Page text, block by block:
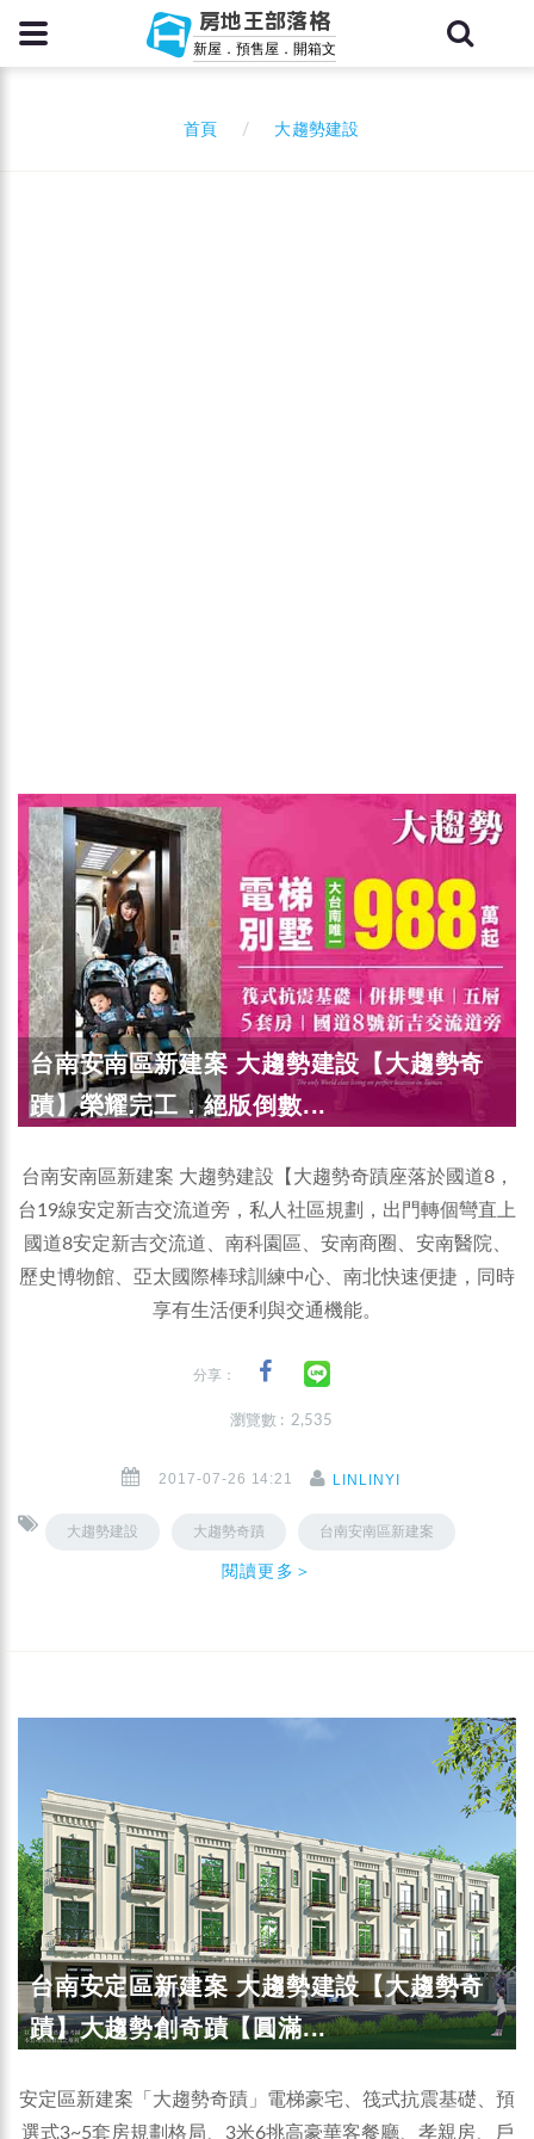
房地王部落格
新屋．預售屋．開箱文
首頁 大趨勢建設
台南安南區新建案 大趨勢建設【大趨勢奇
蹟】榮耀完工．絕版倒數...
台南安南區新建案 大趨勢建設【大趨勢奇蹟座落於國道8，
台19線安定新吉交流道旁，私人社區規劃，出門轉個彎直上
國道8安定新吉交流道、南科園區、安南商圈、安南醫院、
歷史博物館、亞太國際棒球訓練中心、南北快速便捷，同時
享有生活便利與交通機能。
分享：
瀏覽數 : 2,535
2017-07-26 14:21 LINLINYI
大趨勢建設 大趨勢奇蹟 台南安南區新建案
閱讀更多＞
台南安定區新建案 大趨勢建設【大趨勢奇
蹟】大趨勢創奇蹟【圓滿...
安定區新建案「大趨勢奇蹟」電梯豪宅、筏式抗震基礎、預
選式3~5套房規劃格局、3米6挑高豪華客餐廳、孝親房、戶